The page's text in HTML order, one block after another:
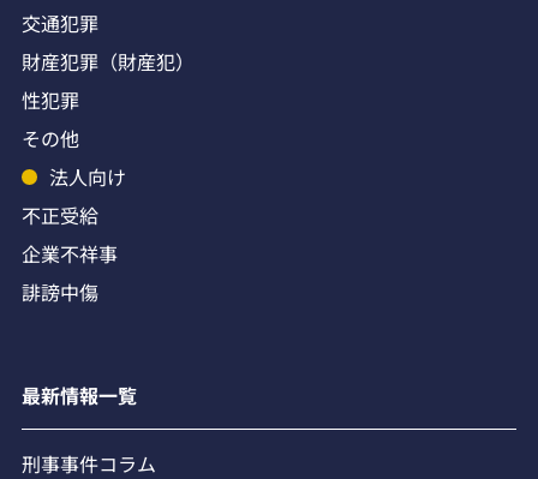
交通犯罪
財産犯罪（財産犯）
性犯罪
その他
法人向け
不正受給
企業不祥事
誹謗中傷
最新情報一覧
刑事事件コラム